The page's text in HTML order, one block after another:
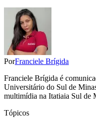
PorFranciele Brígida
Franciele Brígida é
Universitário do Sul de
multimídia na Itatiaia Sul de
Tópicos